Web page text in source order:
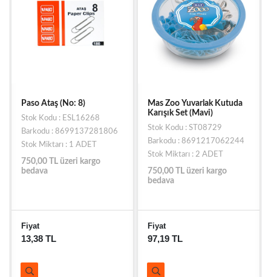
Paso Ataş (No: 8)
Stok Kodu : ESL16268
Barkodu : 8699137281806
Stok Miktarı : 1 ADET
750,00 TL üzeri kargo
bedava
Fiyat
13,38 TL
Mas Zoo Yuvarlak Kutuda
Karışık Set (Mavi)
Stok Kodu : ST08729
Barkodu : 8691217062244
Stok Miktarı : 2 ADET
750,00 TL üzeri kargo
bedava
Fiyat
97,19 TL